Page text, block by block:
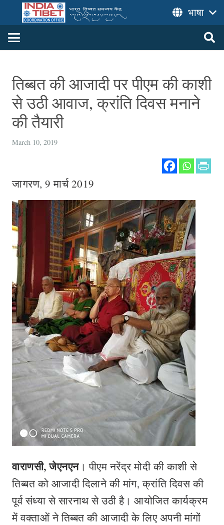
भाषा
तिब्‍बत की आजादी पर पीएम की काशी
से उठी आवाज, क्रांति दिवस मनाने
की तैयारी
March 10, 2019
जागरण, 9 मार्च 2019
वाराणसी, जेएनएन। पीएम नरेंद्र मोदी की काशी से
तिब्‍बत को आजादी दिलाने की मांग, क्रांति दिवस की
पूर्व संध्‍या से सारनाथ से उठी है। आयोजित कार्यक्रम
में वक्‍ताओं ने तिब्‍बत की आजादी के लिए अपनी मांगों